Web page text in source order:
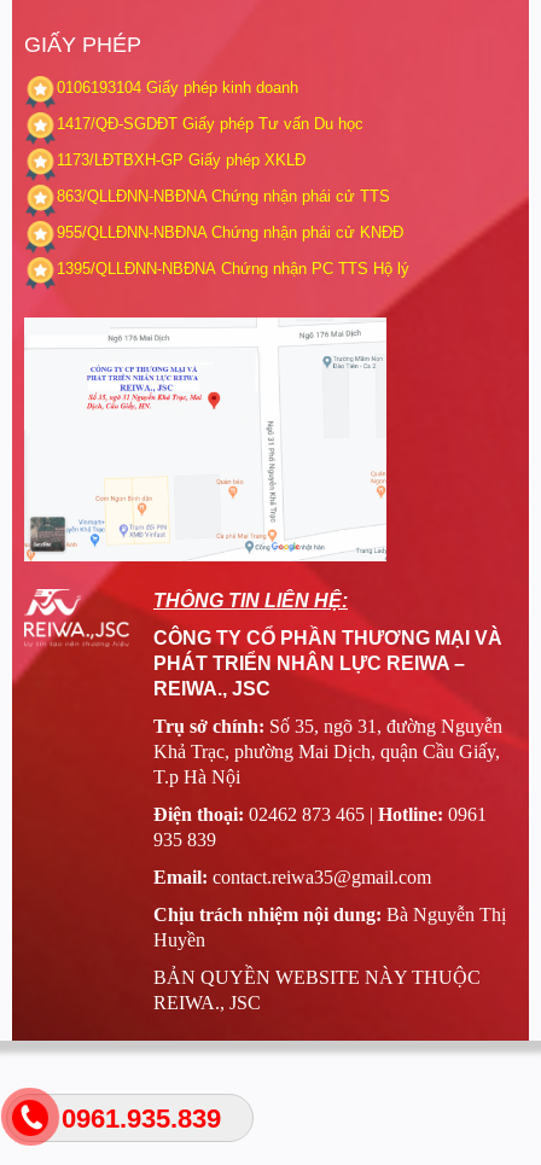
0961.935.839
GIẤY PHÉP
0106193104 Giấy phép kinh doanh
1417/QĐ-SGDĐT Giấy phép Tư vấn Du học
1173/LĐTBXH-GP Giấy phép XKLĐ
863/QLLĐNN-NBĐNA Chứng nhận phái cử TTS
955/QLLĐNN-NBĐNA Chứng nhận phái cử KNĐĐ
1395/QLLĐNN-NBĐNA Chứng nhận PC TTS Hộ lý
THÔNG TIN LIÊN HỆ:
CÔNG TY CỔ PHẦN THƯƠNG MẠI VÀ
PHÁT TRIỂN NHÂN LỰC REIWA –
REIWA., JSC
Trụ sở chính: Số 35, ngõ 31, đường Nguyễn
Khả Trạc, phường Mai Dịch, quận Cầu Giấy,
T.p Hà Nội
Điện thoại: 02462 873 465 | Hotline: 0961
935 839
Email: contact.reiwa35@gmail.com
Chịu trách nhiệm nội dung: Bà Nguyễn Thị
Huyền
BẢN QUYỀN WEBSITE NÀY THUỘC
REIWA., JSC